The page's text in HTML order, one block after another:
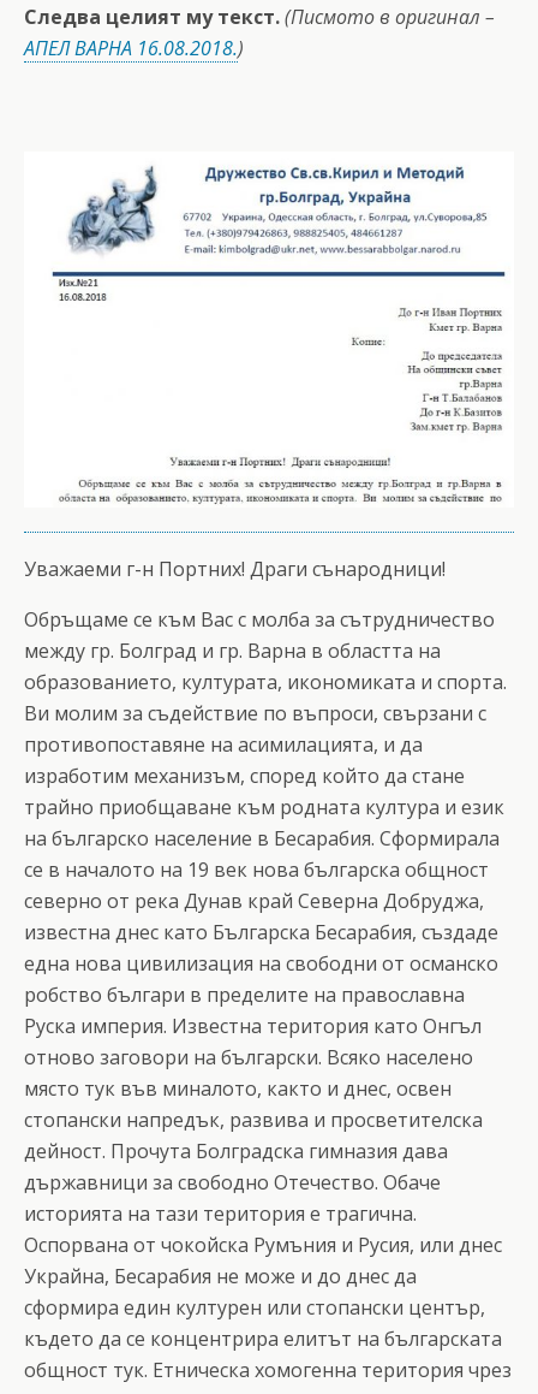
Следва целият му текст.(Писмото в оригинал –
АПЕЛ ВАРНА 16.08.2018.)
Уважаеми г-н Портних! Драги сънародници!
Обръщаме се към Вас с молба за сътрудничество
между гр. Болград и гр. Варна в областта на
образованието, културата, икономиката и спорта.
Ви молим за съдействие по въпроси, свързани с
противопоставяне на асимилацията, и да
изработим механизъм, според който да стане
трайно приобщаване към родната култура и език
на българско население в Бесарабия. Сформирала
се в началото на 19 век нова българска общност
северно от река Дунав край Северна Добруджа,
известна днес като Българска Бесарабия, създаде
една нова цивилизация на свободни от османско
робство българи в пределите на православна
Руска империя. Известна територия като Онгъл
отново заговори на български. Всяко населено
място тук във миналото, както и днес, освен
стопански напредък, развива и просветителска
дейност. Прочута Болградска гимназия дава
държавници за свободно Отечество. Обаче
историята на тази територия е трагична.
Оспорвана от чокойска Румъния и Русия, или днес
Украйна, Бесарабия не може и до днес да
сформира един културен или стопански център,
където да се концентрира елитът на българската
общност тук. Етническа хомогенна територия чрез